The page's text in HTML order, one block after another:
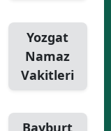
Yozgat
Namaz
Vakitleri
Bayburt